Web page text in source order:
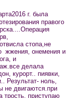
г. была
правого
стопа,не
жжения, онемения и
и
делала
курорт.. пиявки,
Результат- ноль,
не двигаются.при
трость, приступаю